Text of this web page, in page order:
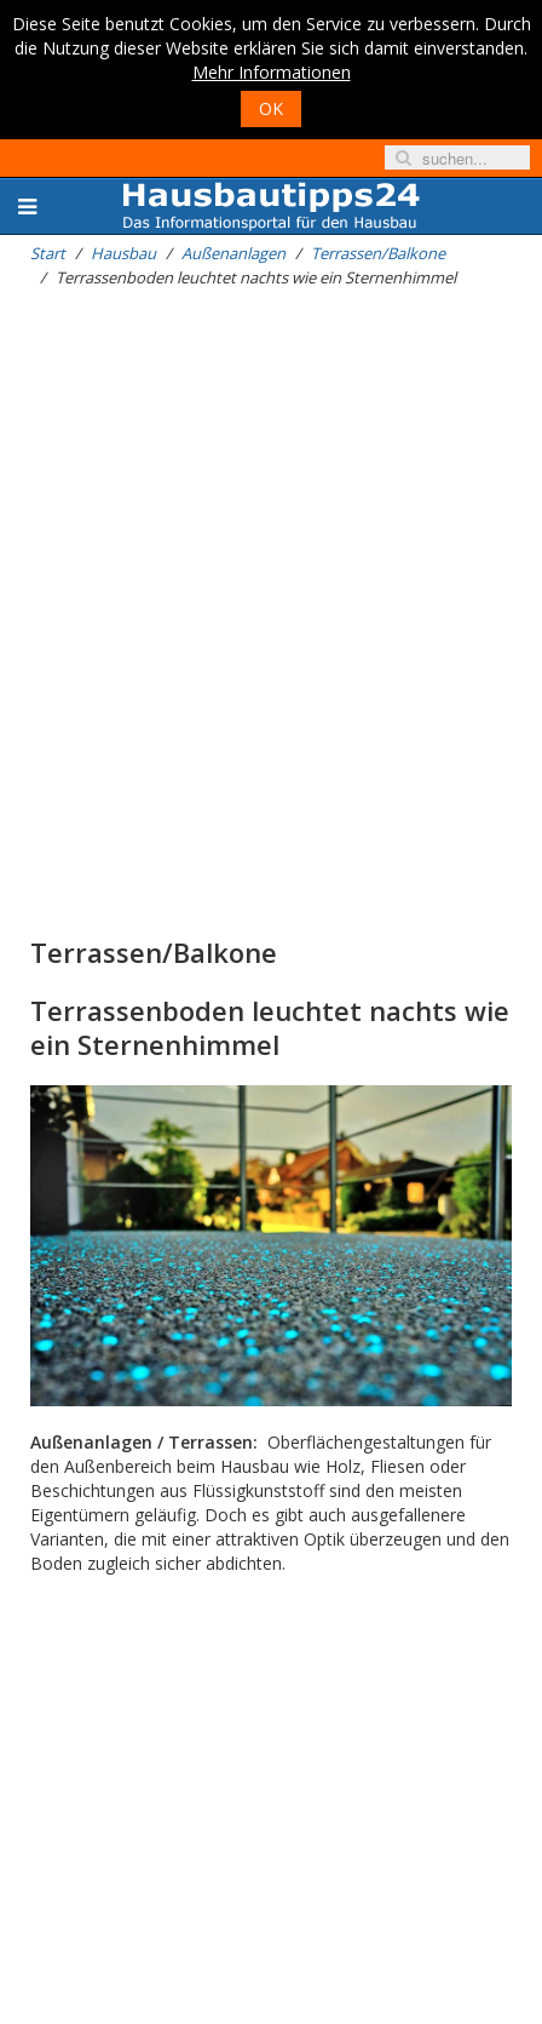
Diese Seite benutzt Cookies, um den Service zu verbessern. Durch
die Nutzung dieser Website erklären Sie sich damit einverstanden.
Mehr Informationen
OK
Start Hausbau Außenanlagen
Terrassen/Balkone
Terrassenboden leuchtet nachts wie ein Sternenhimmel
Terrassen/Balkone
Terrassenboden leuchtet nachts wie
ein Sternenhimmel
Außenanlagen / Terrassen: Oberflächengestaltungen für
den Außenbereich beim Hausbau wie Holz, Fliesen oder
Beschichtungen aus Flüssigkunststoff sind den meisten
Eigentümern geläufig. Doch es gibt auch ausgefallenere
Varianten, die mit einer attraktiven Optik überzeugen und den
Boden zugleich sicher abdichten.